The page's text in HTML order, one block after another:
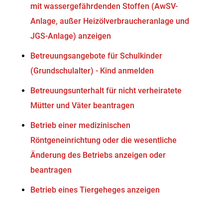
mit wassergefährdenden Stoffen (AwSV-
Anlage, außer Heizölverbraucheranlage und
JGS-Anlage) anzeigen
Betreuungsangebote für Schulkinder
(Grundschulalter) - Kind anmelden
Betreuungsunterhalt für nicht verheiratete
Mütter und Väter beantragen
Betrieb einer medizinischen
Röntgeneinrichtung oder die wesentliche
Änderung des Betriebs anzeigen oder
beantragen
Betrieb eines Tiergeheges anzeigen